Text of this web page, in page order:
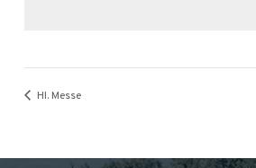
Hl. Messe